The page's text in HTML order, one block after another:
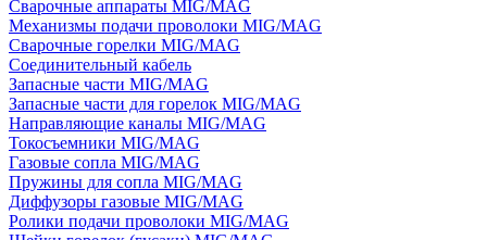
Сварочные аппараты MIG/MAG
Механизмы подачи проволоки MIG/MAG
Сварочные горелки MIG/MAG
Соединительный кабель
Запасные части MIG/MAG
Запасные части для горелок MIG/MAG
Направляющие каналы MIG/MAG
Токосъемники MIG/MAG
Газовые сопла MIG/MAG
Пружины для сопла MIG/MAG
Диффузоры газовые MIG/MAG
Ролики подачи проволоки MIG/MAG